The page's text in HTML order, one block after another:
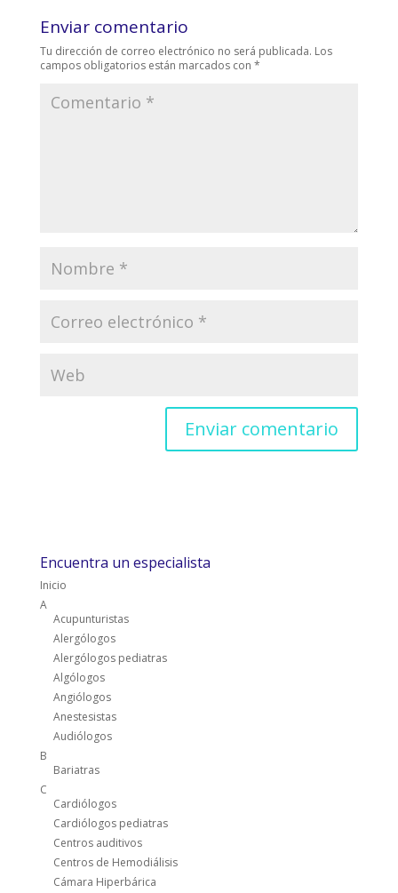
Enviar comentario
Tu dirección de correo electrónico no será publicada. Los
campos obligatorios están marcados con *
Encuentra un especialista
Inicio
A
Acupunturistas
Alergólogos
Alergólogos pediatras
Algólogos
Angiólogos
Anestesistas
Audiólogos
B
Bariatras
C
Cardiólogos
Cardiólogos pediatras
Centros auditivos
Centros de Hemodiálisis
Cámara Hiperbárica